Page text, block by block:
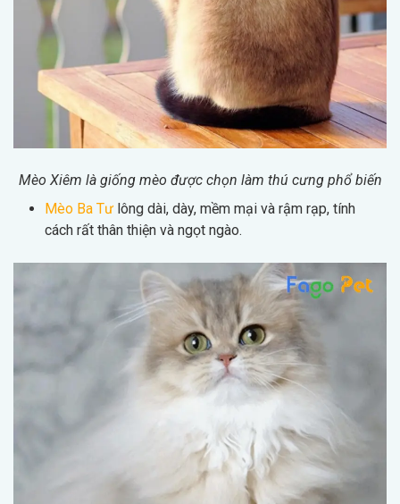
Mèo Xiêm là giống mèo được chọn làm thú cưng phổ biến
Mèo Ba Tư lông dài, dày, mềm mại và rậm rạp, tính
cách rất thân thiện và ngọt ngào.